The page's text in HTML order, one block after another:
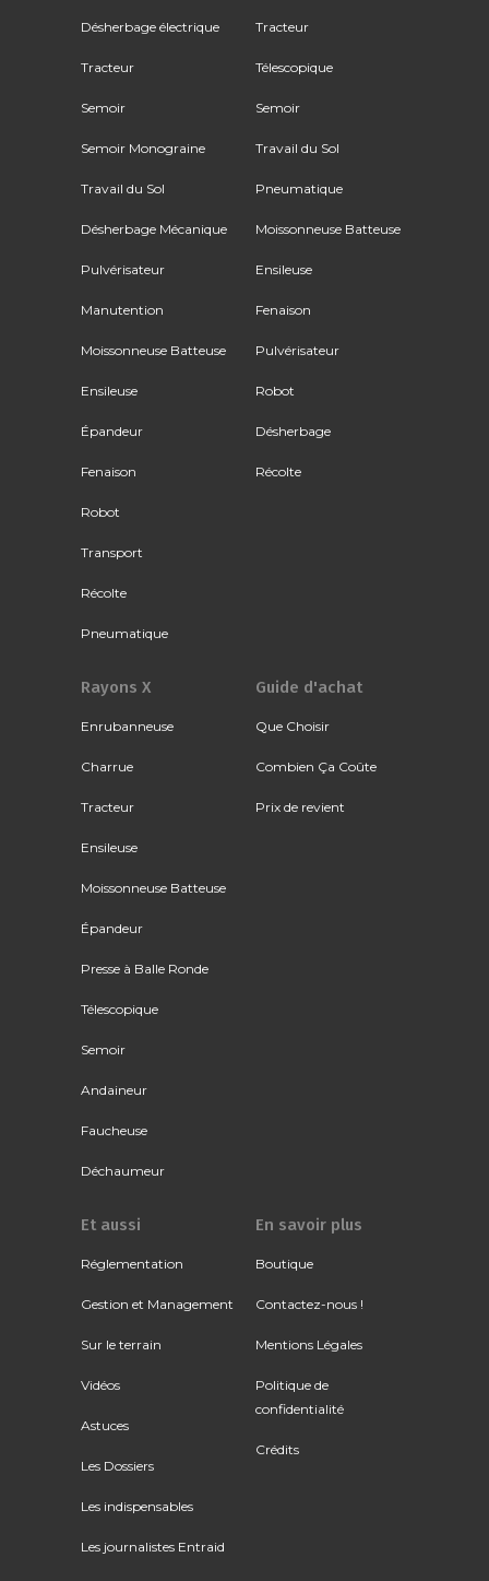
Désherbage électrique
Tracteur
Semoir
Semoir Monograine
Travail du Sol
Désherbage Mécanique
Pulvérisateur
Manutention
Moissonneuse Batteuse
Ensileuse
Épandeur
Fenaison
Robot
Transport
Récolte
Pneumatique
Tracteur
Télescopique
Semoir
Travail du Sol
Pneumatique
Moissonneuse Batteuse
Ensileuse
Fenaison
Pulvérisateur
Robot
Désherbage
Récolte
Rayons X
Enrubanneuse
Charrue
Tracteur
Ensileuse
Moissonneuse Batteuse
Épandeur
Presse à Balle Ronde
Télescopique
Semoir
Andaineur
Faucheuse
Déchaumeur
Guide d'achat
Que Choisir
Combien Ça Coûte
Prix de revient
Et aussi
Réglementation
Gestion et Management
Sur le terrain
Vidéos
Astuces
Les Dossiers
Les indispensables
Les journalistes Entraid
En savoir plus
Boutique
Contactez-nous !
Mentions Légales
Politique de
confidentialité
Crédits